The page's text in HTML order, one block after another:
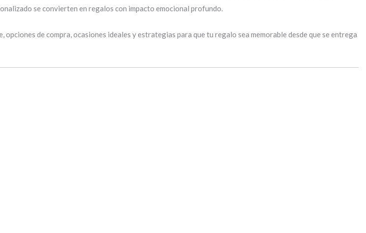
se convierten en regalos con impacto emocional profundo.
de compra, ocasiones ideales y estrategias para que tu regalo sea memorable desde que se entrega